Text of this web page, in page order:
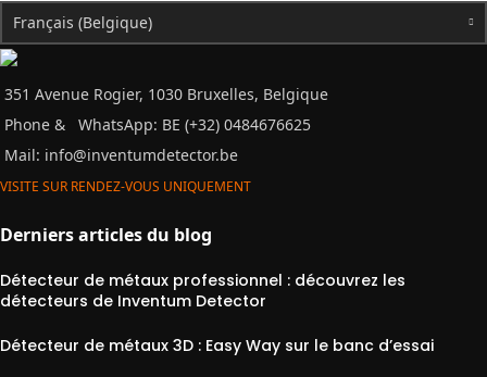
Français (Belgique)
351 Avenue Rogier, 1030 Bruxelles, Belgique
Phone &
WhatsApp: BE (+32) 0484676625
Mail: info@inventumdetector.be
VISITE SUR RENDEZ-VOUS UNIQUEMENT
Derniers articles du blog
Détecteur de métaux professionnel : découvrez les
détecteurs de Inventum Detector
Détecteur de métaux 3D : Easy Way sur le banc d’essai